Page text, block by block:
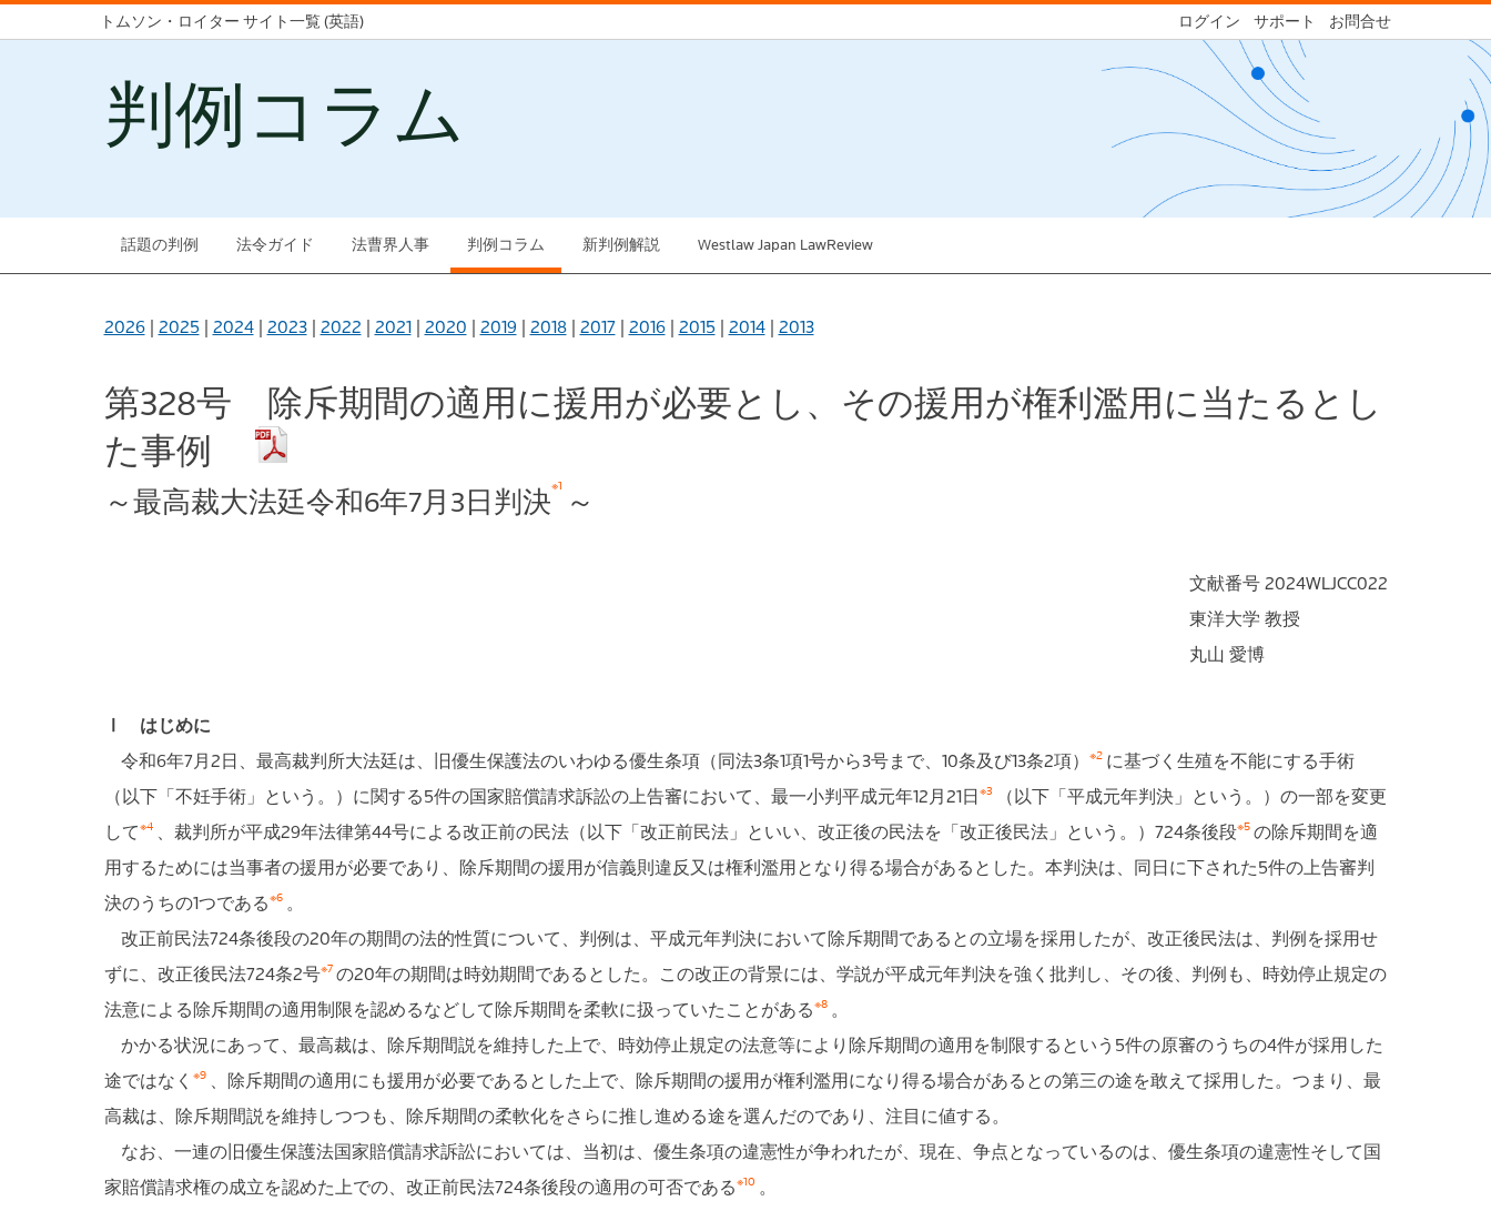
トムソン・ロイター サイト一覧 (英語) ログイン サポート お問合せ
判例コラム
話題の判例 法令ガイド 法曹界人事 判例コラム 新判例解説 Westlaw Japan LawReview
2026| 2025| 2024| 2023| 2022 | 2021| 2020 | 2019 | 2018| 2017| 2016| 2015| 2014| 2013
第328号 除斥期間の適用に援用が必要とし、その援用が権利濫用に当たるとし
た事例
～最高裁大法廷令和6年7月3日判決※1 ～
文献番号 2024WLJCC022
東洋大学 教授
丸山 愛博
Ⅰ はじめに
令和6年7月2日、最高裁判所大法廷は、旧優生保護法のいわゆる優生条項（同法3条1項1号から3号まで、10条及び13条2項）
※2 に基づく生殖を不能にする手術
（以下「不妊手術」という。）に関する5件の国家賠償請求訴訟の上告審において、最一小判平成元年12月21日※3
（以下「平成元年判決」という。）の一部を変更
して※4 、裁判所が平成29年法律第44号による改正前の民法（以下「改正前民法」といい、改正後の民法を「改正後民法」という。）724条後段※5 の除斥期間を適
用するためには当事者の援用が必要であり、除斥期間の援用が信義則違反又は権利濫用となり得る場合があるとした。本判決は、同日に下された5件の上告審判
決のうちの1つである※6 。
改正前民法724条後段の20年の期間の法的性質について、判例は、平成元年判決において除斥期間であるとの立場を採用したが、改正後民法は、判例を採用せ
ずに、改正後民法724条2号※7 の20年の期間は時効期間であるとした。この改正の背景には、学説が平成元年判決を強く批判し、その後、判例も、時効停止規定の
法意による除斥期間の適用制限を認めるなどして除斥期間を柔軟に扱っていたことがある※8 。
かかる状況にあって、最高裁は、除斥期間説を維持した上で、時効停止規定の法意等により除斥期間の適用を制限するという5件の原審のうちの4件が採用した
途ではなく ※9 、除斥期間の適用にも援用が必要であるとした上で、除斥期間の援用が権利濫用になり得る場合があるとの第三の途を敢えて採用した。つまり、最
高裁は、除斥期間説を維持しつつも、除斥期間の柔軟化をさらに推し進める途を選んだのであり、注目に値する。
なお、一連の旧優生保護法国家賠償請求訴訟においては、当初は、優生条項の違憲性が争われたが、現在、争点となっているのは、優生条項の違憲性そして国
家賠償請求権の成立を認めた上での、改正前民法724条後段の適用の可否である※10 。